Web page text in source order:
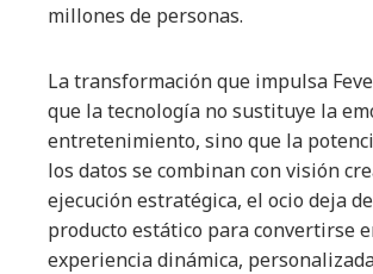
millones de personas.
La transformación que impulsa
que la tecnología no sustituye la
entretenimiento, sino que la
los datos se combinan con visión
ejecución estratégica, el ocio deja
producto estático para convertirse
experiencia dinámica,